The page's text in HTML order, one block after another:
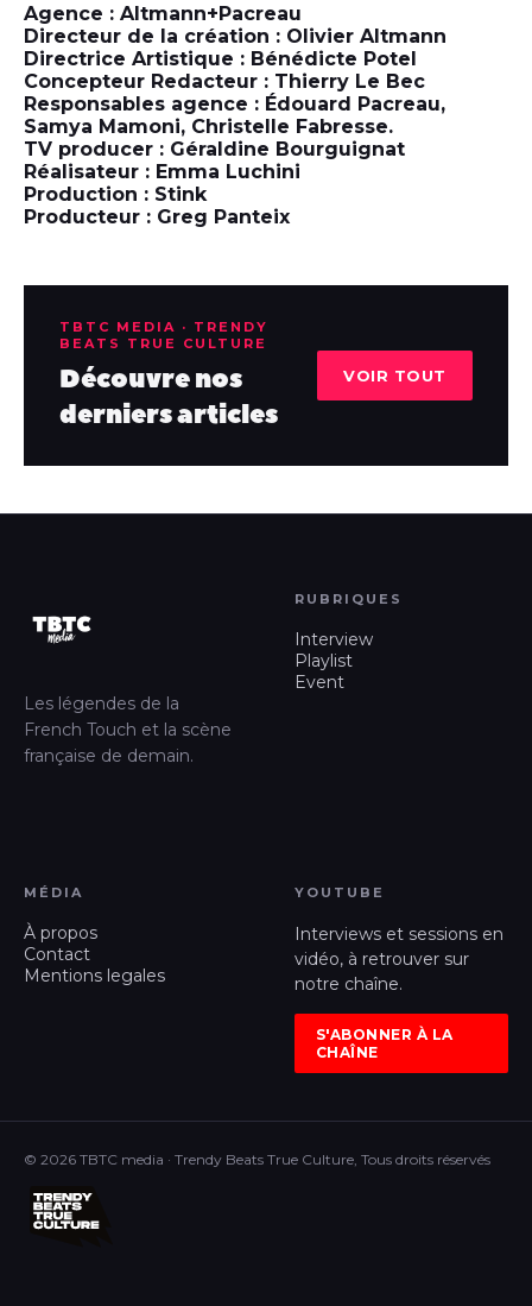
Agence : Altmann+Pacreau
Directeur de la création : Olivier Altmann
Directrice Artistique : Bénédicte Potel
Concepteur Redacteur : Thierry Le Bec
Responsables agence : Édouard Pacreau,
Samya Mamoni, Christelle Fabresse.
TV producer : Géraldine Bourguignat
Réalisateur : Emma Luchini
Production : Stink
Producteur : Greg Panteix
TBTC MEDIA · TRENDY
BEATS TRUE CULTURE
Découvre nos
derniers articles
VOIR TOUT
Les légendes de la
French Touch et la scène
française de demain.
RUBRIQUES
Interview
Playlist
Event
MÉDIA
À propos
Contact
Mentions legales
YOUTUBE
Interviews et sessions en
vidéo, à retrouver sur
notre chaîne.
S'ABONNER À LA
CHAÎNE
© 2026 TBTC media · Trendy Beats True Culture, Tous droits réservés